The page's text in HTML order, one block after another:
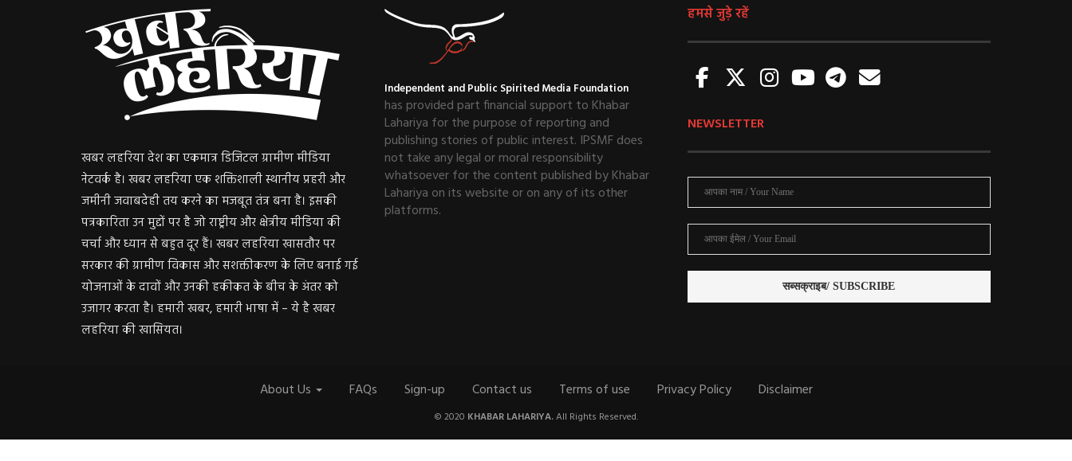
खबर लहरिया देश का एकमात्र डिजिटल ग्रामीण मीडिया
नेटवर्क है। खबर लहरिया एक शक्तिशाली स्थानीय प्रहरी और
जमीनी जवाबदेही तय करने का मजबूत तंत्र बना है। इसकी
पत्रकारिता उन मुद्दों पर है जो राष्ट्रीय और क्षेत्रीय मीडिया की
चर्चा और ध्यान से बहुत दूर हैं। खबर लहरिया खासतौर पर
सरकार की ग्रामीण विकास और सशक्तीकरण के लिए बनाई गई
योजनाओं के दावों और उनकी हकीकत के बीच के अंतर को
उजागर करता है। हमारी खबर, हमारी भाषा में – ये है खबर
लहरिया की खासियत।
Independent and Public Spirited Media Foundation
has provided part financial support to Khabar
Lahariya for the purpose of reporting and
publishing stories of public interest. IPSMF does
not take any legal or moral responsibility
whatsoever for the content published by Khabar
Lahariya on its website or on any of its other
platforms.
हमसे जुड़े रहें
NEWSLETTER
About Us FAQs Sign-up Contact us Terms of use Privacy Policy Disclaimer
© 2020 KHABAR LAHARIYA.All Rights Reserved.